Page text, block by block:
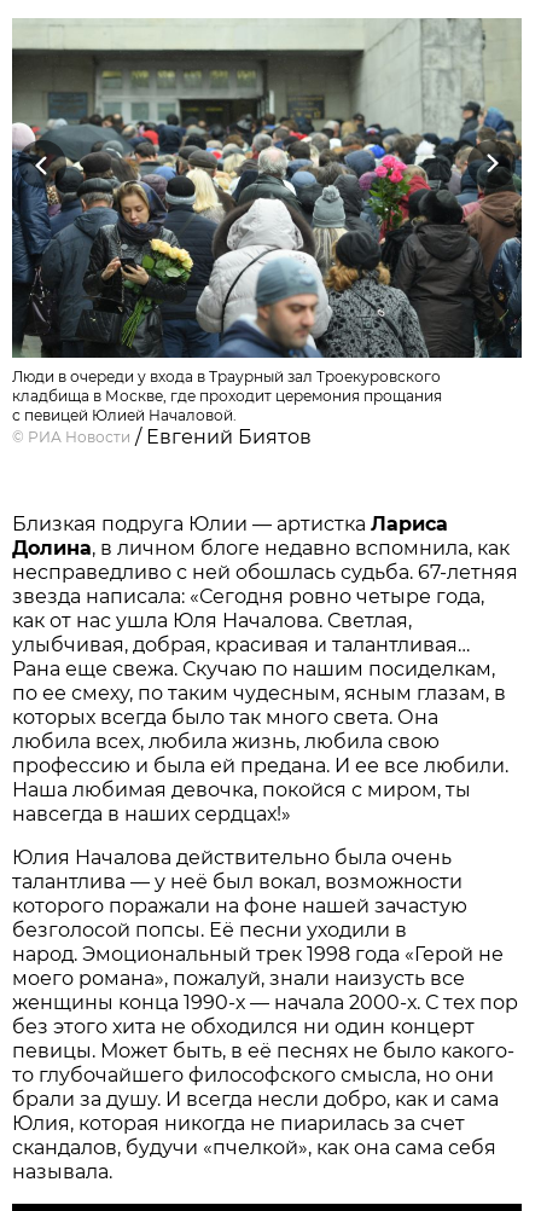
Previous Next
Люди в очереди у входа в Траурный зал Троекуровского
кладбища в Москве, где проходит церемония прощания
с певицей Юлией Началовой.
© РИА Новости / Евгений Биятов
Близкая подруга Юлии — артисткаЛариса
Долина, в личном блоге недавно вспомнила, как
несправедливо с ней обошлась судьба. 67-летняя
звезда написала: «Сегодня ровно четыре года,
как от нас ушла Юля Началова. Светлая,
улыбчивая, добрая, красивая и талантливая…
Рана еще свежа. Скучаю по нашим посиделкам,
по ее смеху, по таким чудесным, ясным глазам, в
которых всегда было так много света. Она
любила всех, любила жизнь, любила свою
профессию и была ей предана. И ее все любили.
Наша любимая девочка, покойся с миром, ты
навсегда в наших сердцах!»
Юлия Началова действительно была очень
талантлива — у неё был вокал, возможности
которого поражали на фоне нашей зачастую
безголосой попсы. Её песни уходили в
народ. Эмоциональный трек 1998 года «Герой не
моего романа», пожалуй, знали наизусть все
женщины конца 1990-х — начала 2000-х. С тех пор
без этого хита не обходился ни один концерт
певицы. Может быть, в её песнях не было какого-
то глубочайшего философского смысла, но они
брали за душу. И всегда несли добро, как и сама
Юлия, которая никогда не пиарилась за счет
скандалов, будучи «пчелкой», как она сама себя
называла.